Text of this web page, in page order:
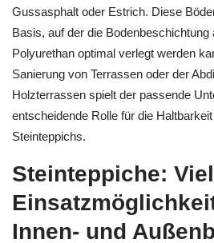
Gussasphalt oder Estrich. Diese
Basis, auf der die
Polyurethan optimal verlegt werden
Sanierung von Terrassen oder der
Holzterrassen spielt der passende
entscheidende Rolle für die
Steinteppichs.
Steinteppiche:
Innen- und